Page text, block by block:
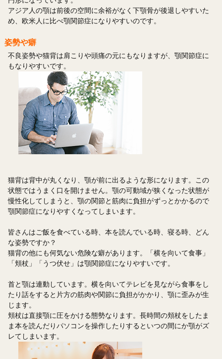
アジア人の顎は前後の空間に余裕がなく下顎骨が後退しやすいた
め、欧米人に比べ顎関節症になりやすいのです。
姿勢や癖
不良姿勢や猫背は肩こりや頭痛の元にもなりますが、顎関節症に
もなりやすいです。
猫背は背中が丸くなり、顎が前に出るような形になります。この
状態ではうまく口を開けません。顎の可動域が狭くなった状態が
慢性化してしまうと、顎の関節と筋肉に負担がずっとかかるので
顎関節症になりやすくなってしまいます。
皆さんはご飯を食べている時、本を読んでいる時、寝る時、どん
な姿勢ですか？
猫背の他にも何気ない危険な癖があります。「横を向いて食事」
「頬杖」「うつ伏せ」は顎関節症になりやすいです。
首と顎は連動しています。横を向いてテレビを見ながら食事をし
たり話をすると片方の筋肉や関節に負担がかかり、顎に歪みが生
じます。
頬杖は直接顎に圧をかける態勢なります。長時間の頬杖をしたま
ま本を読んだりパソコンを操作したりするといつの間にか顎がズ
レてしまいます。